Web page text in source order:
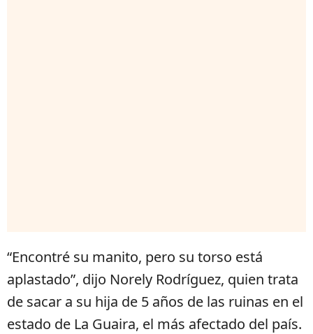
“Encontré su manito, pero su torso está
aplastado”, dijo Norely Rodríguez, quien trata
de sacar a su hija de 5 años de las ruinas en el
estado de La Guaira, el más afectado del país.